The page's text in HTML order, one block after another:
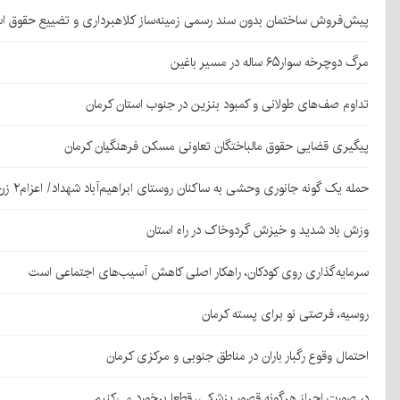
پیش‌فروش ساختمان بدون سند رسمی زمینه‌ساز کلاهبرداری و تضییع حقوق
مرگ دوچرخه سوار۶۵ ساله در مسیر باغین
تداوم صف‌های طولانی و کمبود بنزین در جنوب استان کرمان
پیگیری قضایی حقوق مالباختگان تعاونی مسکن فرهنگیان کرمان
حمله یک گونه جانوری وحشی به ساکنان روستای ابراهیم‌آباد شهداد/ اعزام۲ زن مجروح به کرمان
وزش باد شدید و خیزش گردوخاک در راه استان
سرمایه‌گذاری روی کودکان، راهکار اصلی کاهش آسیب‌های اجتماعی است
روسیه، فرصتی نو برای پسته کرمان
احتمال وقوع رگبار باران در مناطق جنوبی و مرکزی کرمان